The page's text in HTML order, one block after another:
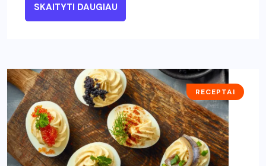
SKAITYTI DAUGIAU
RECEPTAI